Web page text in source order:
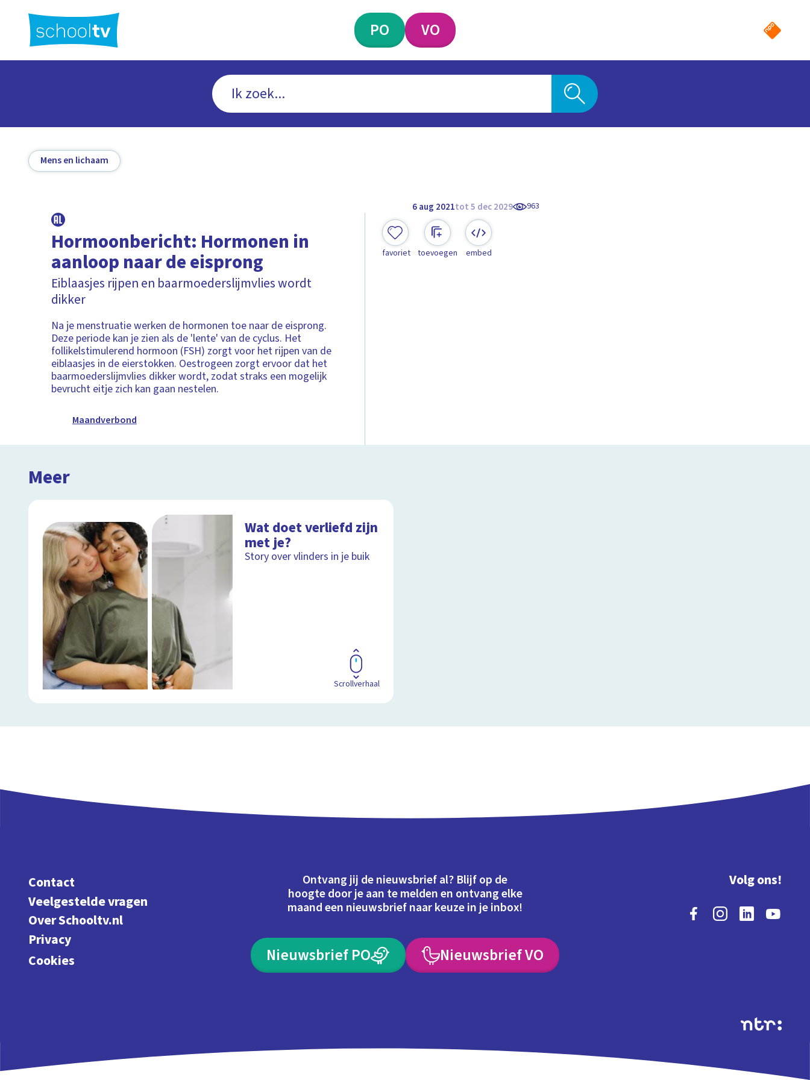
hoofdinhoud
PO VO
Mens en lichaam
6 aug 2021tot 5 dec 2029 963
Hormoonbericht: Hormonen in
aanloop naar de eisprong
Eiblaasjes rijpen en baarmoederslijmvlies wordt
dikker
Na je menstruatie werken de hormonen toe naar de eisprong.
Deze periode kan je zien als de 'lente' van de cyclus. Het
follikelstimulerend hormoon (FSH) zorgt voor het rijpen van de
eiblaasjes in de eierstokken. Oestrogeen zorgt ervoor dat het
baarmoederslijmvlies dikker wordt, zodat straks een mogelijk
bevrucht eitje zich kan gaan nestelen.
Maandverbond
favoriet toevoegen embed
Meer
Wat doet verliefd zijn
met je?
Story over vlinders in je buik
Scrollverhaal
Contact
Veelgestelde vragen
Over Schooltv.nl
Privacy
Cookies
Ontvang jij de nieuwsbrief al? Blijf op de
hoogte door je aan te melden en ontvang elke
maand een nieuwsbrief naar keuze in je inbox!
Nieuwsbrief PO Nieuwsbrief VO
Volg ons!